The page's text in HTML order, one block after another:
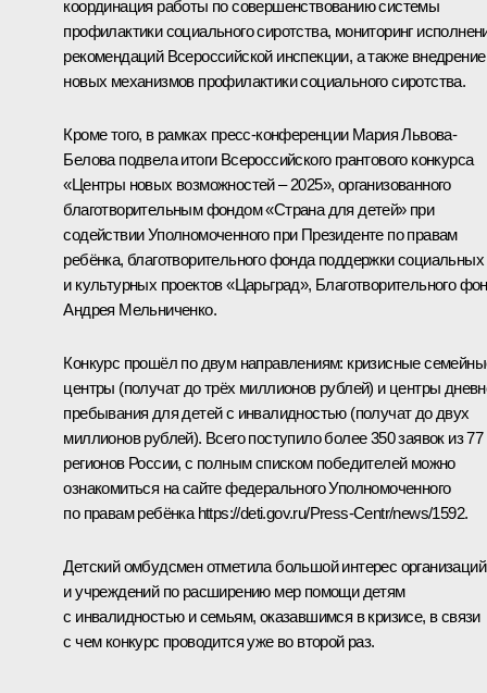
координация работы по совершенствованию системы
профилактики социального сиротства, мониторинг
рекомендаций Всероссийской инспекции, а также внедрение
новых механизмов профилактики социального сиротства.
Кроме того, в рамках пресс-конференции Мария Львова-
Белова подвела итоги Всероссийского грантового конкурса
«Центры новых возможностей – 2025», организованного
благотворительным фондом «Страна для детей» при
содействии Уполномоченного при Президенте по правам
ребёнка, благотворительного фонда поддержки социальных
и культурных проектов «Царьград», Благотворительного
Андрея Мельниченко.
Конкурс прошёл по двум направлениям: кризисные
центры (получат до трёх миллионов рублей) и центры
пребывания для детей с инвалидностью (получат до двух
миллионов рублей). Всего поступило более 350 заявок из 77
регионов России, с полным списком победителей можно
ознакомиться на сайте федерального Уполномоченного
по правам ребёнка https://deti.gov.ru/Press-Centr/news/1592.
Детский омбудсмен отметила большой интерес организаций
и учреждений по расширению мер помощи детям
с инвалидностью и семьям, оказавшимся в кризисе, в связи
с чем конкурс проводится уже во второй раз.